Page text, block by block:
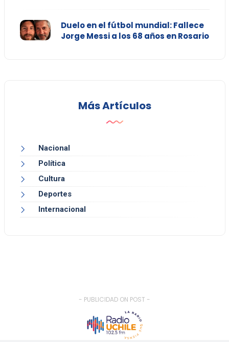
Duelo en el fútbol mundial: Fallece
Jorge Messi a los 68 años en Rosario
Más Artículos
Nacional
Política
Cultura
Deportes
Internacional
- PUBLICIDAD ON POST -